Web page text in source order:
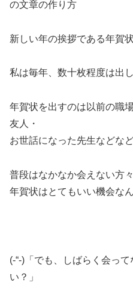
の文章の作り方
新しい年の挨拶である年賀状
私は毎年、数十枚程度は出
年賀状を出すのは以前の職
友人・
お世話になった先生などなど
普段はなかなか会えない方
年賀状はとてもいい機会な
(-“-)「でも、しばらく会っ
い？」